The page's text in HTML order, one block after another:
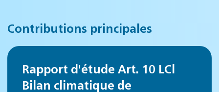
Contributions principales
Rapport d'étude Art. 10 LCl
Bilan climatique de